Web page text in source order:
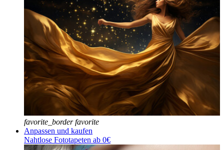
favorite_border favorite
Anpassen und kaufen
Nahtlose Fototapeten ab 0€